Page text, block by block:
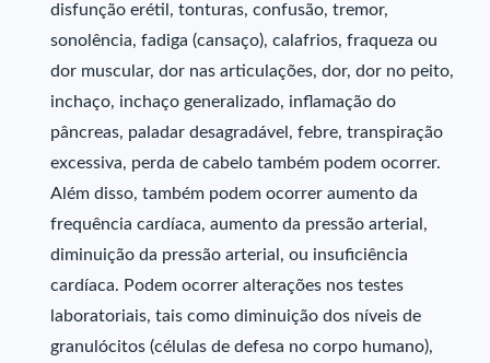
disfunção erétil, tonturas, confusão, tremor,
sonolência, fadiga (cansaço), calafrios, fraqueza ou
dor muscular, dor nas articulações, dor, dor no peito,
inchaço, inchaço generalizado, inflamação do
pâncreas, paladar desagradável, febre, transpiração
excessiva, perda de cabelo também podem ocorrer.
Além disso, também podem ocorrer aumento da
frequência cardíaca, aumento da pressão arterial,
diminuição da pressão arterial, ou insuficiência
cardíaca. Podem ocorrer alterações nos testes
laboratoriais, tais como diminuição dos níveis de
granulócitos (células de defesa no corpo humano),